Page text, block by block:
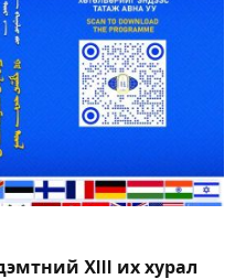
XIII их хурал